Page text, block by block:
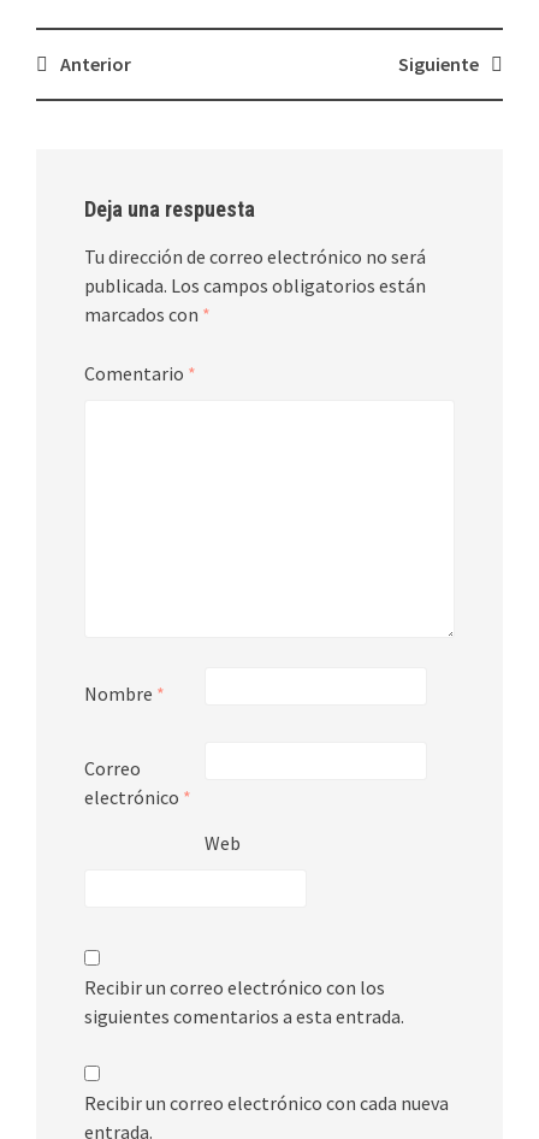
Navegación
de
Anterior Siguiente
Deja una respuesta
Tu dirección de correo electrónico no será
publicada. Los campos obligatorios están
marcados con *
Comentario *
Nombre *
Correo
electrónico *
Web
Recibir un correo electrónico con los
siguientes comentarios a esta entrada.
Recibir un correo electrónico con cada nueva
entrada.